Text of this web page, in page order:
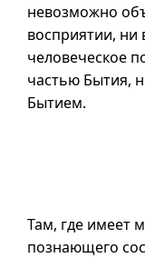
невозможно
восприятии, ни
человеческое
частью Бытия,
Бытием.
Там, где имеет
познающего